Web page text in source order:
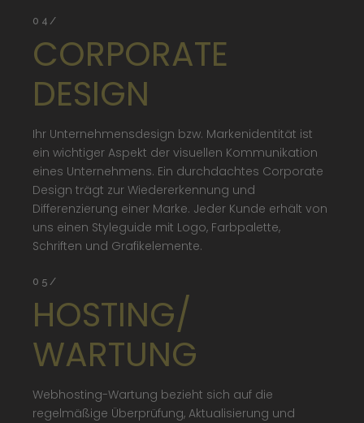
04/
CORPORATE
DESIGN
Ihr Unternehmensdesign bzw. Markenidentität ist
ein wichtiger Aspekt der visuellen Kommunikation
eines Unternehmens. Ein durchdachtes Corporate
Design trägt zur Wiedererkennung und
Differenzierung einer Marke. Jeder Kunde erhält von
uns einen Styleguide mit Logo, Farbpalette,
Schriften und Grafikelemente.
05/
HOSTING/
WARTUNG
Webhosting-Wartung bezieht sich auf die
regelmäßige Überprüfung, Aktualisierung und